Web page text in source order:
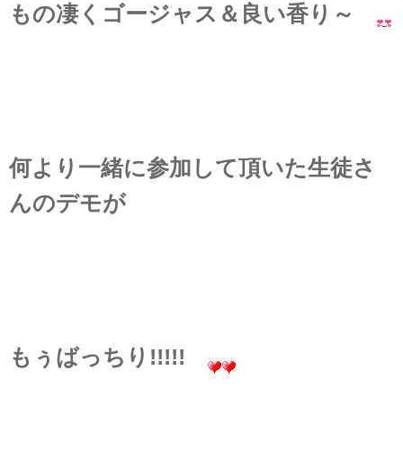
もの凄くゴージャス＆良い香り～
何より一緒に参加して頂いた生徒さ
んのデモが
もぅばっちり!!!!!